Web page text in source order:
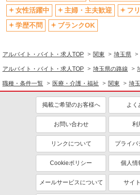
ティブな
制服貸与
研修制度
資格取得支援制度あり
医療・介護・福祉
介護職・ヘルパー
同じ特徴から求人を探す
未経験歓迎
ミドル（
ボーナス・賞与あり
車通勤OK
社会保険
産休・育休取得実績あり
女性活躍中
主婦・主夫歓迎
フ
学歴不問
ブランクOK
アルバイト・バイト・求人TOP 関東 埼玉県
アルバイト・バイト・求人TOP 埼玉県の路線
職種・条件一覧 医療・介護・福祉 関東 埼
掲載ご希望のお客様へ よく
お問い合わせ 利
リンクについて プライバ
Cookieポリシー 個人情
メールサービスについて サイ